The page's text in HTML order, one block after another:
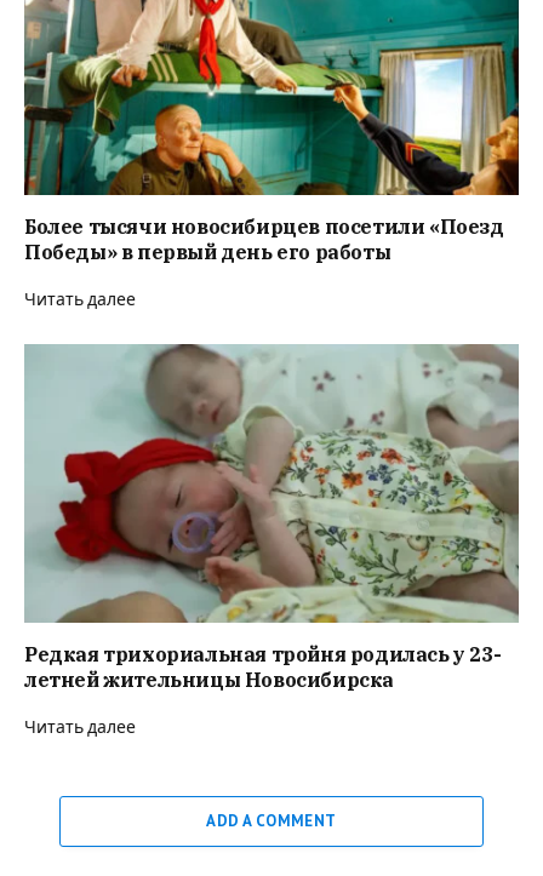
Более тысячи новосибирцев посетили «Поезд
Победы» в первый день его работы
Читать далее
Редкая трихориальная тройня родилась у 23-
летней жительницы Новосибирска
Читать далее
ADD A COMMENT